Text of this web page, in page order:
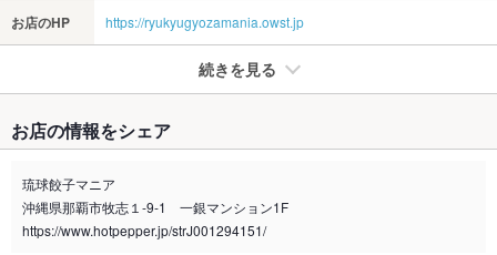
お店のHP https://ryukyugyozamania.owst.jp
続きを見る
禁煙・喫煙
全席禁煙
喫煙専用室 なし
お店の情報をシェア
琉球餃子マニア
沖縄県那覇市牧志１-9-1 一銀マンション1F
https://www.hotpepper.jp/strJ001294151/